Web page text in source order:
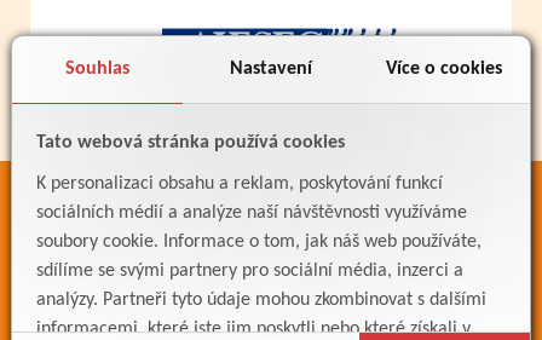
Souhlas Nastavení Více o cookies
Tato webová stránka používá cookies
K personalizaci obsahu a reklam, poskytování funkcí
sociálních médií a analýze naší návštěvnosti využíváme
soubory cookie. Informace o tom, jak náš web používáte,
sdílíme se svými partnery pro sociální média, inzerci a
analýzy. Partneři tyto údaje mohou zkombinovat s dalšími
informacemi, které jste jim poskytli nebo které získali v
ODKAZY
Bakaláři
Jídelníček
Meteostanice